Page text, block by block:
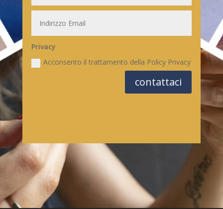
Privacy
Acconsento il trattamento della Policy Privacy
contattaci